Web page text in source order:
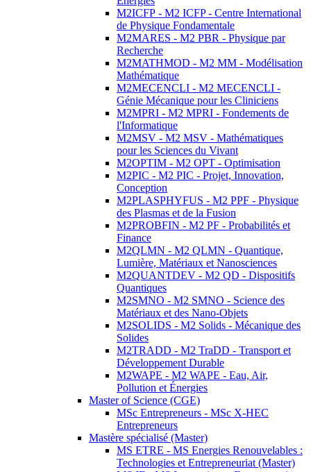
M2ICFP - M2 ICFP - Centre International
de Physique Fondamentale
M2MARES - M2 PBR - Physique par
Recherche
M2MATHMOD - M2 MM - Modélisation
Mathématique
M2MECENCLI - M2 MECENCLI -
Génie Mécanique pour les Cliniciens
M2MPRI - M2 MPRI - Fondements de
l'Informatique
M2MSV - M2 MSV - Mathématiques
pour les Sciences du Vivant
M2OPTIM - M2 OPT - Optimisation
M2PIC - M2 PIC - Projet, Innovation,
Conception
M2PLASPHYFUS - M2 PPF - Physique
des Plasmas et de la Fusion
M2PROBFIN - M2 PF - Probabilités et
Finance
M2QLMN - M2 QLMN - Quantique,
Lumière, Matériaux et Nanosciences
M2QUANTDEV - M2 QD - Dispositifs
Quantiques
M2SMNO - M2 SMNO - Science des
Matériaux et des Nano-Objets
M2SOLIDS - M2 Solids - Mécanique des
Solides
M2TRADD - M2 TraDD - Transport et
Développement Durable
M2WAPE - M2 WAPE - Eau, Air,
Pollution et Énergies
Master of Science (CGE)
MSc Entrepreneurs - MSc X-HEC
Entrepreneurs
Mastère spécialisé (Master)
MS ETRE - MS Energies Renouvelables :
Technologies et Entrepreneuriat (Master)